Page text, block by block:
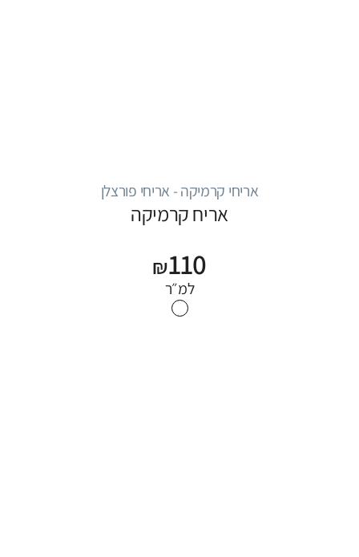
אריחי קרמיקה - אריחי פורצלן
אריח קרמיקה
₪110
למ״ר